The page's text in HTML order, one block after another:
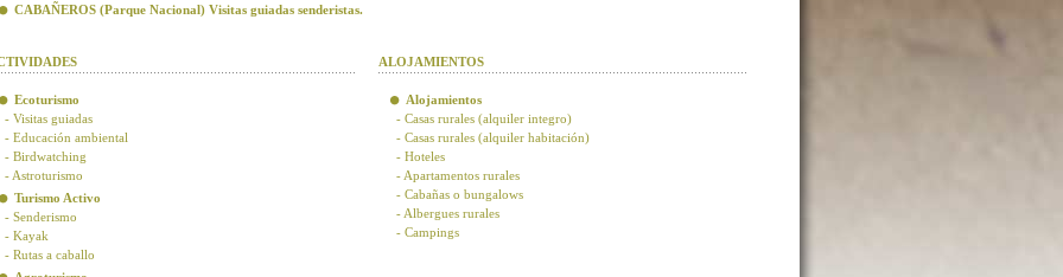
CABAÑEROS (Parque Nacional) Visitas guiadas senderistas.
Ecoturismo
- Visitas guiadas
- Educación ambiental
- Birdwatching
- Astroturismo
Turismo Activo
- Senderismo
- Kayak
- Rutas a caballo
ALOJAMIENTOS
Alojamientos
- Casas rurales (alquiler integro)
- Casas rurales (alquiler habitación)
- Hoteles
- Apartamentos rurales
- Cabañas o bungalows
- Albergues rurales
- Campings